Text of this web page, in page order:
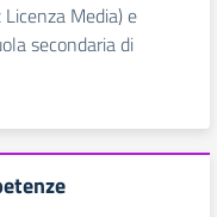
Media) e
secondaria di